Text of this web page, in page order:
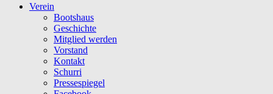
Verein
Bootshaus
Geschichte
Mitglied werden
Vorstand
Kontakt
Schurri
Pressespiegel